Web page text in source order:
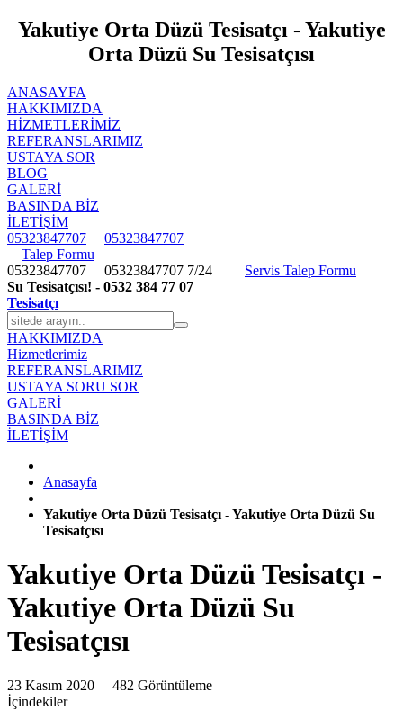
Yakutiye Orta Düzü Tesisatçı - Yakutiye
Orta Düzü Su Tesisatçısı
ANASAYFA
HAKKIMIZDA
HIZMETLERIMIZ
REFERANSLARIMIZ
USTAYA SOR
BLOG
GALERİ
BASINDA BİZ
İLETİŞİM
05323847707
05323847707
Talep Formu
05323847707 05323847707 7/24
Servis Talep Formu
Su Tesisatçısı! - 0532 384 77 07
Tesisatçı
HAKKIMIZDA
Hizmetlerimiz
REFERANSLARIMIZ
USTAYA SORU SOR
GALERİ
BASINDA BİZ
İLETİŞİM
Anasayfa
Yakutiye Orta Düzü Tesisatçı - Yakutiye Orta Düzü Su
Tesisatçısı
Yakutiye Orta Düzü Tesisatçı -
Yakutiye Orta Düzü Su
Tesisatçısı
23 Kasım 2020 482 Görüntüleme
İçindekiler